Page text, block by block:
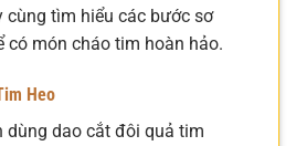
cùng tìm hiểu các bước sơ
có món cháo tim hoàn hảo.
Heo
dùng dao cắt đôi quả tim